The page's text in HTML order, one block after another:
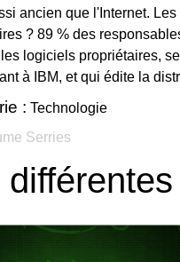
ancien que l'Internet.
? 89 % des
logiciels propriétaires,
à IBM, et qui édite la
: Technologie
Serries